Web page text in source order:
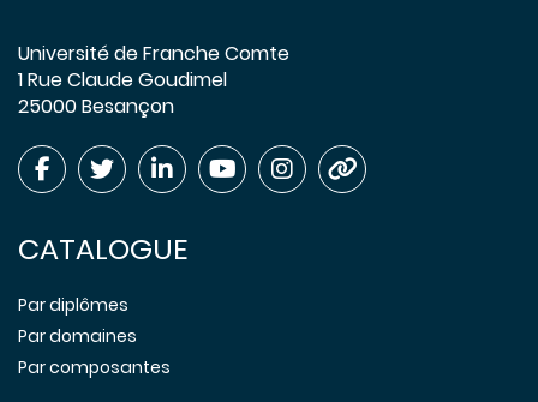
Université de Franche Comte
1 Rue Claude Goudimel
25000 Besançon
CATALOGUE
Par diplômes
Par domaines
Par composantes